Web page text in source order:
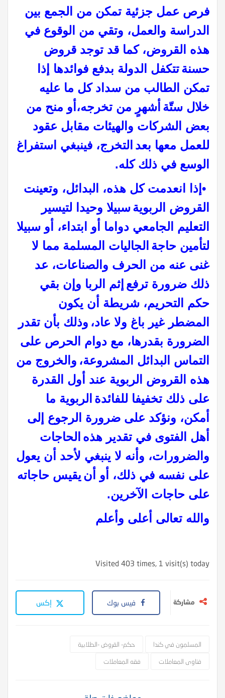
فرص عمل جزئية تمكن من الجمع بين
الدراسة والعمل، وتقي من الوقوع في
هذه القروض، كما قد توجد قروض
حسنةتتكفل الدولة بدفع فوائدها إذا
تمكن الطالب من سداد كل ما عليه
خلال ستّة أشهرٍ من تخرجه،أو منح من
بعض الشركات والهيئات مقابل عقود
للعمل معها بعد التخرج، فينبغي استفراغ
الوسع في ذلك كله.
• إذا انعدمت كل هذه، البدائل، وتعينت
القروض الربويةسبيلا وحيدا لتيسير
التعليم الجامعي دواما أو ابتداء، أو سبيلا
لتأمين حاجة الجاليات المسلمة مما لا
غنى عنه من الحرف والصناعات، عد
ذلك ضرورة ترفع إثم الربا وإن بقي
حكم التحريم، شريطة أن يكون
المضطر غير باغ ولا عاد، وذلك بأن تقدر
الضرورة بقدرها، مع دوام الحرص على
التماس البدائل المشروعة، والخروج من
هذه القروض الربوية عند أول القدرة
على ذلك تخفيفا للفائدة الربوية ما
أمكن، ونؤكد على ضرورة الرجوع إلى
أهل الفتوى في تقدير هذه الحاجات
والضرورات، وأنه لا ينبغي لأحد أن يعول
على نفسه في ذلك، أو أن يقيس حاجاته
على حاجات الآخرين.
والله تعالى أعلى وأعلم
Visited 403 times, 1 visit(s) today
مشاركة فيس بوك إكس
المسلمون في كندا حكم- القروض -الطلابية
فتاوى المعاملات فقه المعاملات